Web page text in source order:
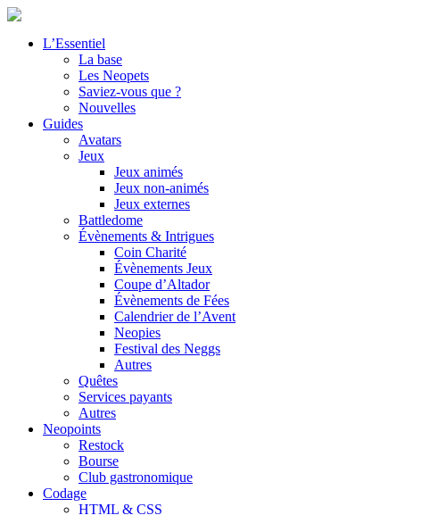
L’Essentiel
La base
Les Neopets
Saviez-vous que ?
Nouvelles
Guides
Avatars
Jeux
Jeux animés
Jeux non-animés
Jeux externes
Battledome
Évènements & Intrigues
Coin Charité
Évènements Jeux
Coupe d’Altador
Évènements de Fées
Calendrier de l’Avent
Neopies
Festival des Neggs
Autres
Quêtes
Services payants
Autres
Neopoints
Restock
Bourse
Club gastronomique
Codage
HTML & CSS